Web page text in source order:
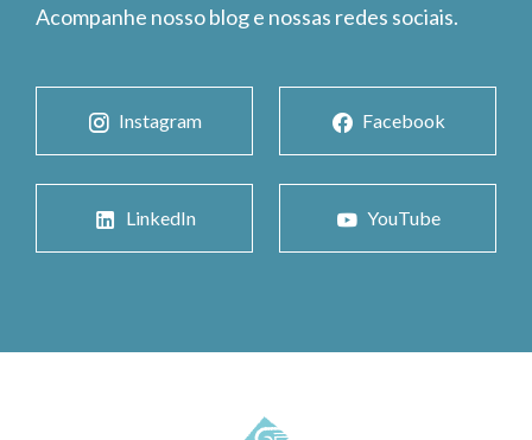
Acompanhe nosso blog e nossas redes sociais.
Instagram Facebook
LinkedIn YouTube